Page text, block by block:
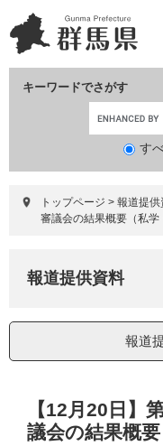
ー
ジ
ニ
ュ
て
キーワードでさがす
す
トップページ > 報道提供
審議会の結果概要（私学
報道提供資料
報道
【12月20日】
議会の結果概要